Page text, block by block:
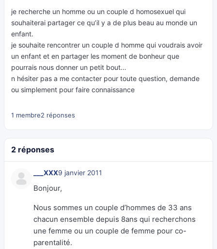
je recherche un homme ou un couple d homosexuel qui
souhaiterai partager ce qu’il y a de plus beau au monde un
enfant.
je souhaite rencontrer un couple d homme qui voudrais avoir
un enfant et en partager les moment de bonheur que
pourrais nous donner un petit bout…
n hésiter pas a me contacter pour toute question, demande
ou simplement pour faire connaissance
1 membre2 réponses
2 réponses
___XXX9 janvier 2011
Bonjour,
Nous sommes un couple d’hommes de 33 ans
chacun ensemble depuis 8ans qui recherchons
une femme ou un couple de femme pour co-
parentalité.